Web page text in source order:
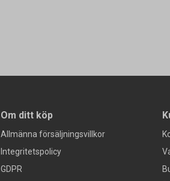
Om ditt köp
Allmänna försäljningsvillkor
Integritetspolicy
GDPR